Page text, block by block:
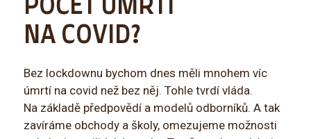
POČET ÚMRTÍ
NA COVID?
Bez lockdownu bychom dnes měli mnohem víc
úmrtí na covid než bez něj. Tohle tvrdí vláda.
Na základě předpovědí a modelů odborníků. A tak
zavíráme obchody a školy, omezujeme možnosti